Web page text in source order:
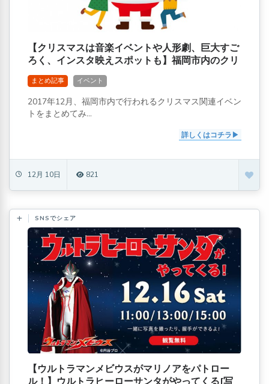
【クリスマスは音楽イベントや人形劇、巨大すご
ろく、インスタ映えスポットも】福岡市内のクリ
スマスイベントまとめ
まとめ記事 イベント
2017年12月、福岡市内で行われるクリスマス関連イベン
トをまとめてみ...
詳しくはコチラ
12月 10日 821
SNSでシェア
【ウルトラマンメビウスがマリノアをパトロー
ル！】ウルトラヒーローサンタがやってくる[写